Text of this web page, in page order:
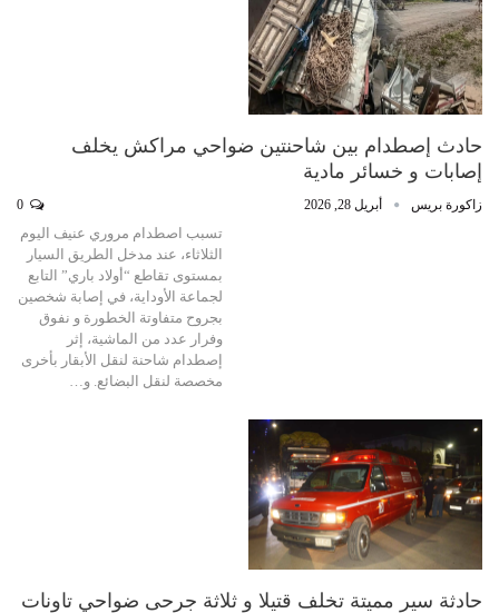
حادث إصطدام بين شاحنتين ضواحي مراكش يخلف
إصابات و خسائر مادية
زاكورة بريس أبريل 28, 2026
تسبب اصطدام مروري عنيف اليوم
الثلاثاء، عند مدخل الطريق السيار
بمستوى تقاطع “أولاد باري” التابع
لجماعة الأوداية، في إصابة شخصين
بجروح متفاوتة الخطورة و نفوق
وفرار عدد من الماشية، إثر
إصطدام شاحنة لنقل الأبقار بأخرى
مخصصة لنقل البضائع. و…
حادثة سير مميتة تخلف قتيلا و ثلاثة جرحى ضواحي تاونات